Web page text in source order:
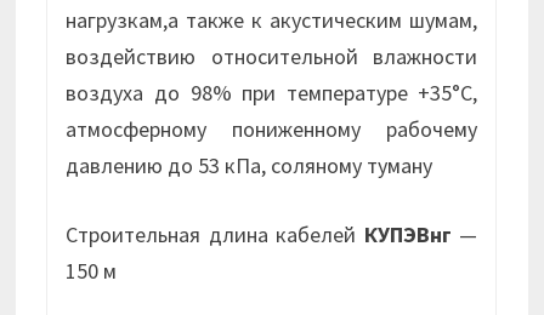
нагрузкам,а также к акустическим шумам,
воздействию относительной влажности
воздуха до 98% при температуре +35°С,
атмосферному пониженному рабочему
давлению до 53 кПа, соляному туману
Строительная длина кабелей КУПЭВнг —
150 м